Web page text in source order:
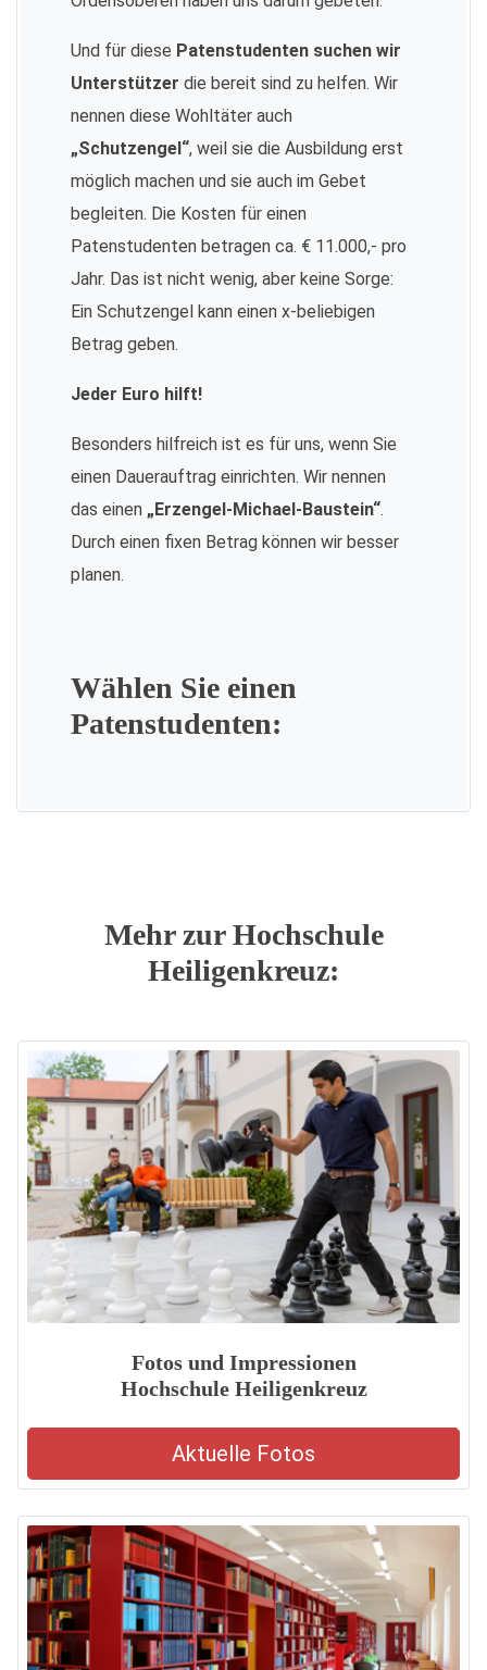
Und für diese Patenstudenten suchen wir
Unterstützer die bereit sind zu helfen. Wir
nennen diese Wohltäter auch
„Schutzengel“, weil sie die Ausbildung erst
möglich machen und sie auch im Gebet
begleiten. Die Kosten für einen
Patenstudenten betragen ca. € 11.000,- pro
Jahr. Das ist nicht wenig, aber keine Sorge:
Ein Schutzengel kann einen x-beliebigen
Betrag geben.
Jeder Euro hilft!
Besonders hilfreich ist es für uns, wenn Sie
einen Dauerauftrag einrichten. Wir nennen
das einen „Erzengel-Michael-Baustein“.
Durch einen fixen Betrag können wir besser
planen.
Wählen Sie einen
Patenstudenten:
Mehr zur Hochschule
Heiligenkreuz:
Fotos und Impressionen
Hochschule Heiligenkreuz
Aktuelle Fotos